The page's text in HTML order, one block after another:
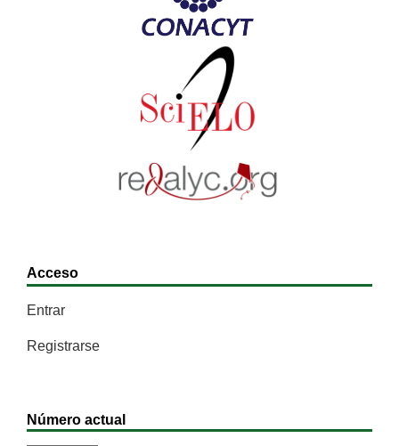
Acceso
Entrar
Registrarse
Número actual